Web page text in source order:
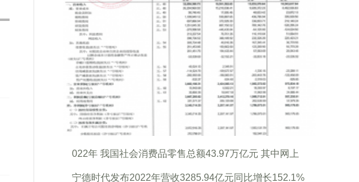
022年 我国社会消费品零售总额43.97万亿元 其中网上
宁德时代发布2022年营收3285.94亿元同比增长152.1%